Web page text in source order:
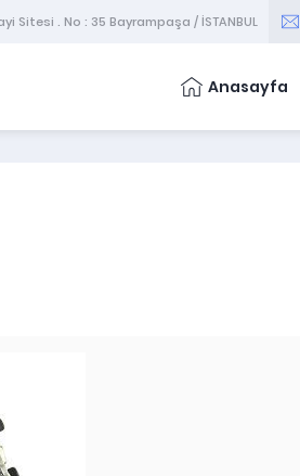
Sitesi . No : 35 Bayrampaşa / İSTANBUL
Anasayfa